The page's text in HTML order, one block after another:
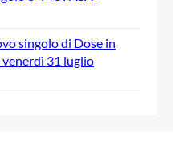
singolo di Dose in
31 luglio